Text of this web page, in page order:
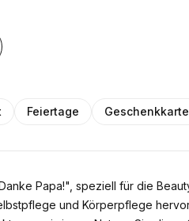
Feiertage Geschenkkarte
Papa!", speziell für die
und Körperpflege